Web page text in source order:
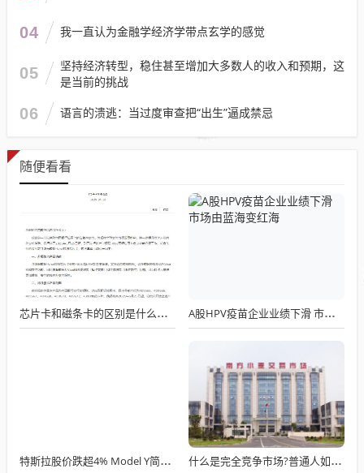
04 我一直认为金融学经济学带点玄学的感觉
05
坚持经济转型，稳住甚至增加大多数人的收入和预期，这
是当前的挑战
06 语言的溃逃：当过度审查把“出生”逼成禁忌
随便看看
芯片卡和磁条卡的区别是什么？换卡指南：三步搞定安全升级 A股HPV疫苗企业业绩下滑 市场由蓝海变红海
特斯拉股价跌超4% Model Y简配版定价近4万美元 什么是完全竞争市场?普通人如何在完全竞争中保护自己